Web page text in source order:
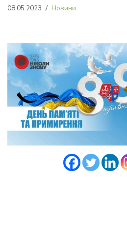
08.05.2023 Новини